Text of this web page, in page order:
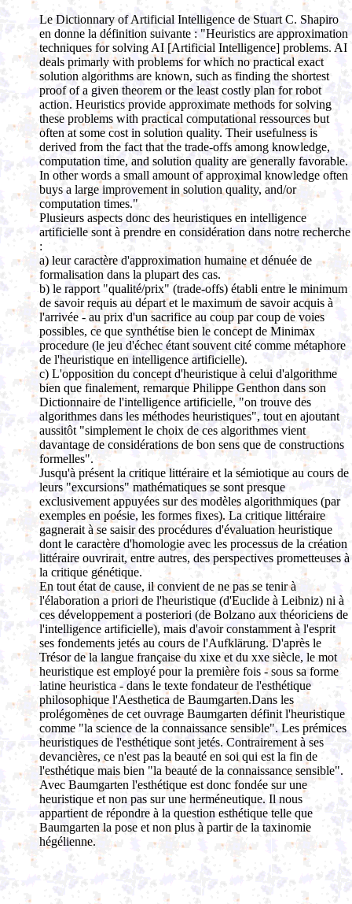
Le Dictionnary of Artificial Intelligence de Stuart C. Shapiro
en donne la définition suivante : "Heuristics are approximation
techniques for solving AI [Artificial Intelligence] problems. AI
deals primarly with problems for which no practical exact
solution algorithms are known, such as finding the shortest
proof of a given theorem or the least costly plan for robot
action. Heuristics provide approximate methods for solving
these problems with practical computational ressources but
often at some cost in solution quality. Their usefulness is
derived from the fact that the trade-offs among knowledge,
computation time, and solution quality are generally favorable.
In other words a small amount of approximal knowledge often
buys a large improvement in solution quality, and/or
computation times."
Plusieurs aspects donc des heuristiques en intelligence
artificielle sont à prendre en considération dans notre recherche
:
a) leur caractère d'approximation humaine et dénuée de
formalisation dans la plupart des cas.
b) le rapport "qualité/prix" (trade-offs) établi entre le minimum
de savoir requis au départ et le maximum de savoir acquis à
l'arrivée - au prix d'un sacrifice au coup par coup de voies
possibles, ce que synthétise bien le concept de Minimax
procedure (le jeu d'échec étant souvent cité comme métaphore
de l'heuristique en intelligence artificielle).
c) L'opposition du concept d'heuristique à celui d'algorithme
bien que finalement, remarque Philippe Genthon dans son
Dictionnaire de l'intelligence artificielle, "on trouve des
algorithmes dans les méthodes heuristiques", tout en ajoutant
aussitôt "simplement le choix de ces algorithmes vient
davantage de considérations de bon sens que de constructions
formelles".
Jusqu'à présent la critique littéraire et la sémiotique au cours de
leurs "excursions" mathématiques se sont presque
exclusivement appuyées sur des modèles algorithmiques (par
exemples en poésie, les formes fixes). La critique littéraire
gagnerait à se saisir des procédures d'évaluation heuristique
dont le caractère d'homologie avec les processus de la création
littéraire ouvrirait, entre autres, des perspectives prometteuses à
la critique génétique.
En tout état de cause, il convient de ne pas se tenir à
l'élaboration a priori de l'heuristique (d'Euclide à Leibniz) ni à
ces développement a posteriori (de Bolzano aux théoriciens de
l'intelligence artificielle), mais d'avoir constamment à l'esprit
ses fondements jetés au cours de l'Aufklärung. D'après le
Trésor de la langue française du xixe et du xxe siècle, le mot
heuristique est employé pour la première fois - sous sa forme
latine heuristica - dans le texte fondateur de l'esthétique
philosophique l'Aesthetica de Baumgarten.Dans les
prolégomènes de cet ouvrage Baumgarten définit l'heuristique
comme "la science de la connaissance sensible". Les prémices
heuristiques de l'esthétique sont jetés. Contrairement à ses
devancières, ce n'est pas la beauté en soi qui est la fin de
l'esthétique mais bien "la beauté de la connaissance sensible".
Avec Baumgarten l'esthétique est donc fondée sur une
heuristique et non pas sur une herméneutique. Il nous
appartient de répondre à la question esthétique telle que
Baumgarten la pose et non plus à partir de la taxinomie
hégélienne.